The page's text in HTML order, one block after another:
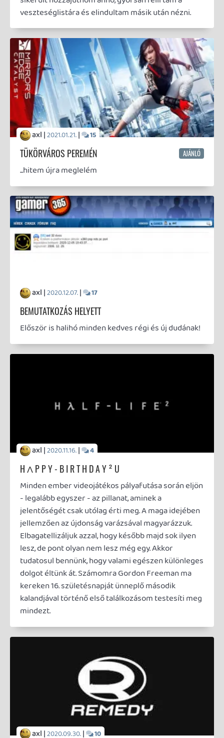
dolgot éltünk át. Számomra Gordon Freeman ma
kereken 16. születésnapját ünneplő második
mindezt.
axl |2020.09.30. 10
MAXIMÁLIS FÁJDALOM
Régóta terveztem írni az egyik kedvenc
játéksorozatomról és így még a havi egy bejegyzést
is tartani tudom (éppenhogy). Retrospektív
ROBOTDÍNÓK FÖLDJÉN
Egy kép többet mond ezer szónál, tartja a mondás,
és mennyire igaz! Ugyan szívesen olvasok (és írok
is) különböző videojátékos témákról, de néha jól esik
csak úgy elveszni egy-egy alkotás vizualitásában és
szót, helyette -- ahogy az előző bejegyzésemben
már fenyegetőztem vele -- az alábbiakban egy
PS4 IN DA HOUSE
V. Miki egy régebbi élménybeszámolója adta az
ötletet, hogy kb. háromnegyed év elteltével én is
megírjam a saját PS4-es tapasztalataimat.
Terjedelmes és némileg csapongó értekezés egy
kattintással beljebb.
axl |2020.06.10.| 8
A nemrégiben elhalasztott (de alig több, mint egy
hét múlva most már valóban érkező) második rész
apropójából újra elővettem a The Last of Us
Remastered-et és kritikus szemmel vizsgálva
kerestem a választ a kérdésre, hogy milyen élményt
nyújt manapság a PS3 - stílszerűen - utolsó
nagyágyúi egyikének felturbózott változata. Nem
hagyományos értelemben vett teszt (annak enyhén